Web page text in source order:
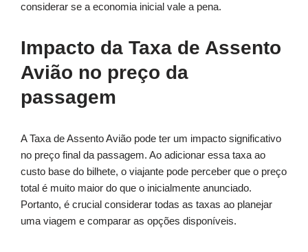
considerar se a economia inicial vale a pena.
Impacto da Taxa de Assento
Avião no preço da
passagem
A Taxa de Assento Avião pode ter um impacto significativo
no preço final da passagem. Ao adicionar essa taxa ao
custo base do bilhete, o viajante pode perceber que o preço
total é muito maior do que o inicialmente anunciado.
Portanto, é crucial considerar todas as taxas ao planejar
uma viagem e comparar as opções disponíveis.